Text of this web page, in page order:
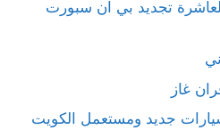
تجديد بي ان سبورت
غاز
جديد ومستعمل الكويت